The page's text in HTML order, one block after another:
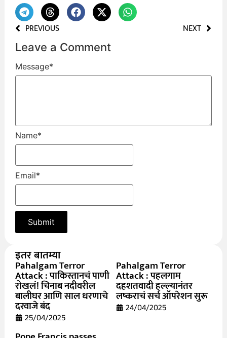
PREVIOUS NEXT
Leave a Comment
Message*
Name*
Email*
इतर बातम्या
Pahalgam Terror
Attack : पाकिस्तानचं पाणी
रोखलं! चिनाब नदीवरील
बालीघर आणि साल धरणाचे
दरवाजे बंद
25/04/2025
Pahalgam Terror
Attack : पहलगाम
दहशतवादी हल्ल्यानंतर
लष्कराचं सर्च ऑपरेशन सुरू
24/04/2025